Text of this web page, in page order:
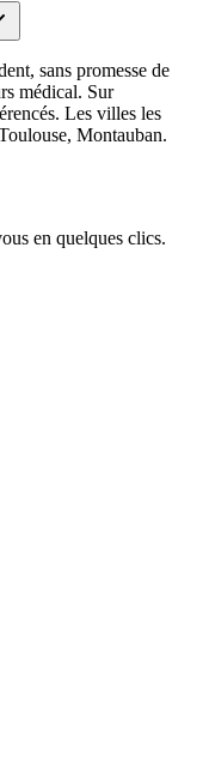
sans promesse de
médical. Sur
Les villes les
Montauban.
en quelques clics.